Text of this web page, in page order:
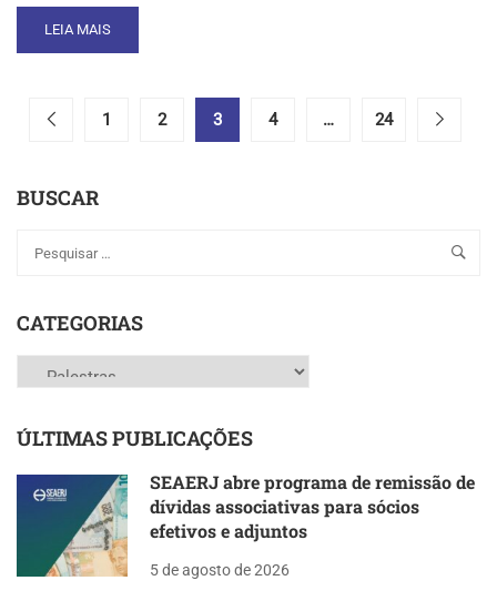
READ
MORE
PALESTRA
TIRAR
SOBRE
DE
DO
ESTADO
DE
JANEIRO”
LEIA MAIS
1 2 3 4 … 24
BUSCAR
CATEGORIAS
Categorias
ÚLTIMAS PUBLICAÇÕES
SEAERJ abre programa de remissão de
dívidas associativas para sócios
efetivos e adjuntos
5 de agosto de 2026